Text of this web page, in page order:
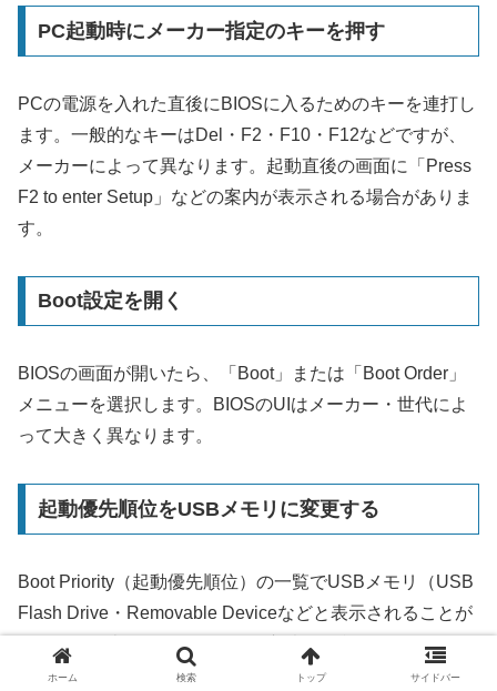
PC起動時にメーカー指定のキーを押す
PCの電源を入れた直後にBIOSに入るためのキーを連打し
ます。一般的なキーはDel・F2・F10・F12などですが、
メーカーによって異なります。起動直後の画面に「Press
F2 to enter Setup」などの案内が表示される場合がありま
す。
Boot設定を開く
BIOSの画面が開いたら、「Boot」または「Boot Order」
メニューを選択します。BIOSのUIはメーカー・世代によ
って大きく異なります。
起動優先順位をUSBメモリに変更する
Boot Priority（起動優先順位）の一覧でUSBメモリ（USB
Flash Drive・Removable Deviceなどと表示されることが
ある）を最上位に移動します。方法は矢印キーで選択して
キーで順序変更するケースや、F5/F6キーで移動する
ホーム 検索 トップ サイドバー